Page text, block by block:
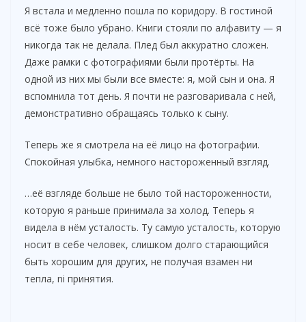
Я встала и медленно пошла по коридору. В гостиной
всё тоже было убрано. Книги стояли по алфавиту — я
никогда так не делала. Плед был аккуратно сложен.
Даже рамки с фотографиями были протёрты. На
одной из них мы были все вместе: я, мой сын и она. Я
вспомнила тот день. Я почти не разговаривала с ней,
демонстративно обращаясь только к сыну.
Теперь же я смотрела на её лицо на фотографии.
Спокойная улыбка, немного настороженный взгляд.
…её взгляде больше не было той настороженности,
которую я раньше принимала за холод. Теперь я
видела в нём усталость. Ту самую усталость, которую
носит в себе человек, слишком долго старающийся
быть хорошим для других, не получая взамен ни
тепла, ni принятия.